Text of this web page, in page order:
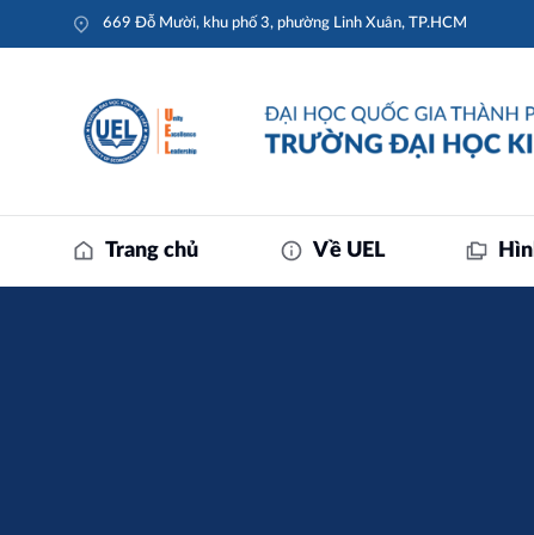
669 Đỗ Mười, khu phố 3, phường Linh Xuân, TP.HCM
Trang chủ Về UEL